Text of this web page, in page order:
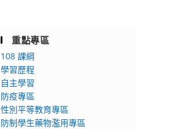
重點專區
108 課綱
學習歷程
自主學習
防疫專區
性別平等教育專區
防制學生藥物濫用專區